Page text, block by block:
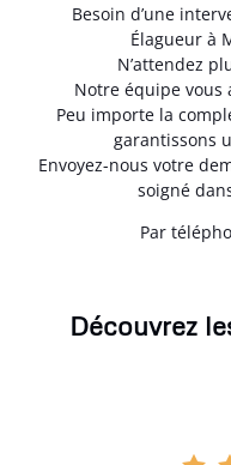
Besoin d’une
Élagueur à
N’attendez
Notre équipe vous
Peu importe la
garantissons
Envoyez-nous votre
soigné
Par
Découvrez